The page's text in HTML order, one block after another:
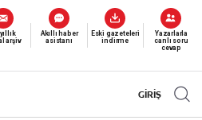
Yeni nesil dijital
TL’den başlayan fiyatlarla.
GİRİŞ